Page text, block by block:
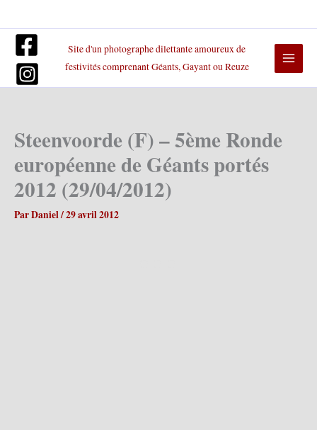
contenu
Site d'un photographe dilettante amoureux de
festivités comprenant Géants, Gayant ou Reuze
Steenvoorde (F) – 5ème Ronde
européenne de Géants portés
2012 (29/04/2012)
ParDaniel/29 avril 2012